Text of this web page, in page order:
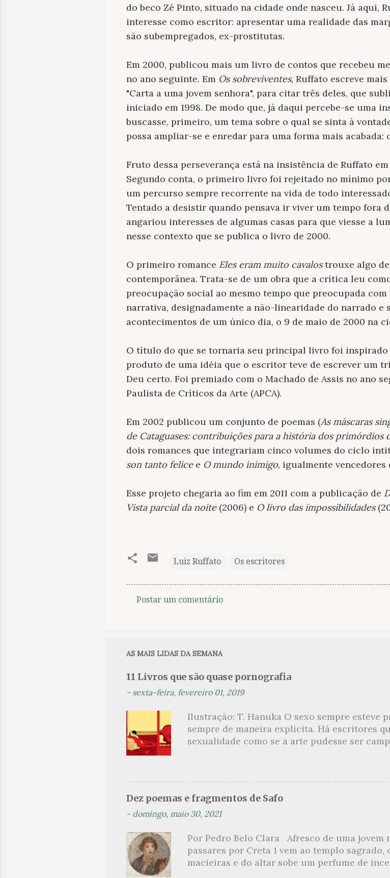
do beco Zé Pinto, situado na cidade onde nasceu. Já aqui,
interesse como escritor: apresentar uma realidade das
são subempregados, ex-prostitutas.
Em 2000, publicou mais um livro de contos que recebeu
no ano seguinte. Em Os sobreviventes, Ruffato escreve
"Carta a uma jovem senhora", para citar três deles, que
iniciado em 1998. De modo que, já daqui percebe-se uma
buscasse, primeiro, um tema sobre o qual se sinta à
possa ampliar-se e enredar para uma forma mais acabada:
Fruto dessa perseverança está na insistência de Ruffato
Segundo conta, o primeiro livro foi rejeitado no mínimo
um percurso sempre recorrente na vida de todo
Tentado a desistir quando pensava ir viver um tempo fora
angariou interesses de algumas casas para que viesse a
nesse contexto que se publica o livro de 2000.
O primeiro romance Eles eram muito cavalostrouxe algo
contemporânea. Trata-se de um obra que a crítica leu
preocupação social ao mesmo tempo que preocupada
narrativa, designadamente a não-linearidade do narrado e
acontecimentos de um único dia, o 9 de maio de 2000 na
O título do que se tornaria seu principal livro foi inspirado
produto de uma idéia que o escritor teve de escrever um
Deu certo. Foi premiado com o Machado de Assis no ano
Paulista de Críticos da Arte (APCA).
Em 2002 publicou um conjunto de poemas (As máscaras
de Cataguases: contribuições para a história dos primórdios
dois romances que integrariam cinco volumes do ciclo
son tanto felicee Omundo inimigo, igualmente vencedores
Esse projeto chegaria ao fim em 2011 com a publicação de
Vista parcial da noite(2006) e O livro das impossibilidades
Luiz Ruffato Os escritores
e
t
á
r
o
s
Postar um comentário
AS MAIS LIDAS DA SEMANA
11 Livros que são quase pornografia
- sexta-feira, fevereiro 01, 2019
Ilustração: T. Hanuka O sexo sempre esteve
sempre de maneira explícita. Há escritores
sexualidade como se a arte pudesse ser
apresenta um conjunto de livros nos quais
sido autora de um livro chamado Pourquoi le
principais figuras que se filiam à tradição da
se tratar de uma narrativa que recupera a
filha. Les Petits , outra obra sua, já inicia com
termina numa penetração anal an...
Dez poemas e fragmentos de Safo
- domingo, maio 30, 2021
Por Pedro Belo Clara Afresco de uma jovem
passares por Creta 1 vem ao templo
macieiras e do altar sobe um perfume de